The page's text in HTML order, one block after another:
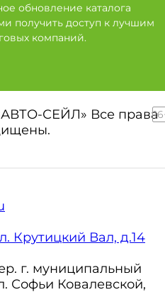
обновление каталога
получить доступ к лучшим
компаний.
СЕЙЛ» Все права
Крутицкий Вал, д.14
г. муниципальный
Софьи Ковалевской,